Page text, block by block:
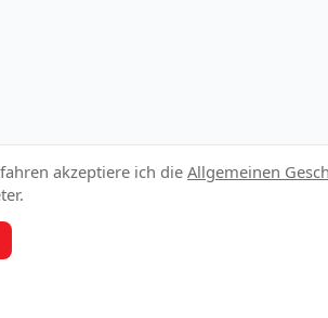
akzeptiere ich die Allgemeinen